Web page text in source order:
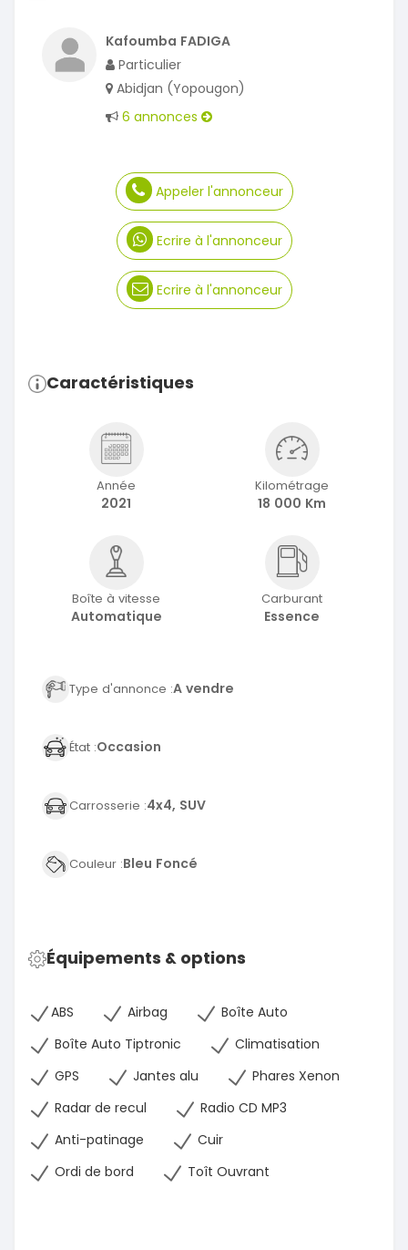
Kafoumba FADIGA
Particulier
Abidjan (Yopougon)
6 annonces
Appeler l'annonceur
Ecrire à l'annonceur
Ecrire à l'annonceur
Caractéristiques
Année
2021
Kilométrage
18 000 Km
Boîte à vitesse
Automatique
Carburant
Essence
Type d'annonce :A vendre
État :Occasion
Carrosserie :4x4, SUV
Couleur :Bleu Foncé
Équipements & options
ABS Airbag
Boîte Auto
Boîte Auto Tiptronic
Climatisation
GPS
Jantes alu
Phares Xenon
Radar de recul
Radio CD MP3
Anti-patinage
Cuir
Ordi de bord
Toît Ouvrant